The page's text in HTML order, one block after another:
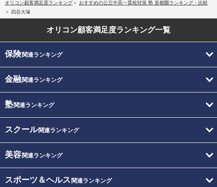
オリコン顧客満足度ランキング
おすすめの公立中高一貫校対策 塾 首都圏ランキング・比較
四谷大塚
オリコン顧客満足度ランキング一覧
保険関連ランキング
金融関連ランキング
塾関連ランキング
スクール関連ランキング
美容関連ランキング
スポーツ＆ヘルス 関連ランキング